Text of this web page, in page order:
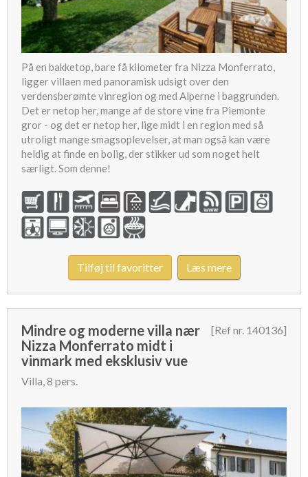
På en bakketop, bare få kilometer fra Nizza Monferrato,
ligger villaen med panoramisk udsigt over den
verdensberømte vinregion og med Alperne i baggrunden.
Det er netop her, mange af de store vine fra Piemonte
gror - og det er netop her, lige midt i en region med så
utroligt mange smagsoplevelser, at man også kan være
heldig at finde en bolig, der stikker ud som noget helt
særligt. Som denne!
Tilføj til favoritter Læs mere
Mindre og moderne villa nær
Nizza Monferrato midt i
vinmark med eksklusiv vue
Villa, 8 pers.
[Ref nr. 140136]